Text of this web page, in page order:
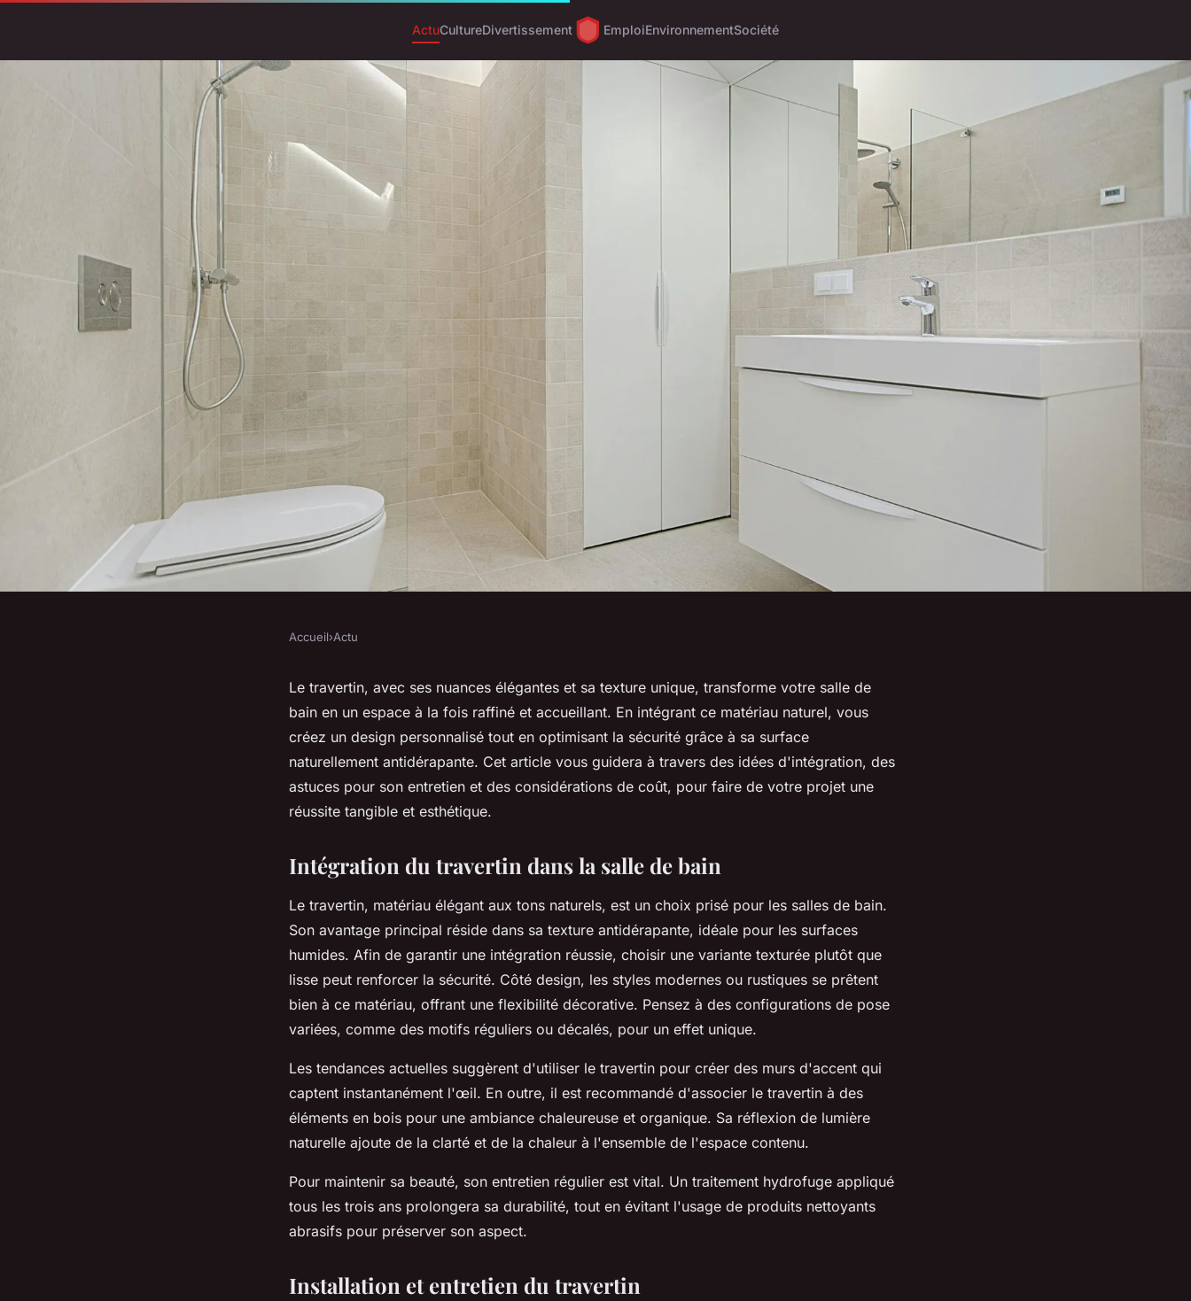
ActuCultureDivertissement EmploiEnvironnementSociété
Comment intégrer le travertin dans
votre salle de bain ?
3 min de lecture
Accueil›Actu
Le travertin, avec ses nuances élégantes et sa texture unique, transforme votre salle de
bain en un espace à la fois raffiné et accueillant. En intégrant ce matériau naturel, vous
créez un design personnalisé tout en optimisant la sécurité grâce à sa surface
naturellement antidérapante. Cet article vous guidera à travers des idées d'intégration, des
astuces pour son entretien et des considérations de coût, pour faire de votre projet une
réussite tangible et esthétique.
Intégration du travertin dans la salle de bain
Le travertin, matériau élégant aux tons naturels, est un choix prisé pour les salles de bain.
Son avantage principal réside dans sa texture antidérapante, idéale pour les surfaces
humides. Afin de garantir une intégration réussie, choisir une variante texturée plutôt que
lisse peut renforcer la sécurité. Côté design, les styles modernes ou rustiques se prêtent
bien à ce matériau, offrant une flexibilité décorative. Pensez à des configurations de pose
variées, comme des motifs réguliers ou décalés, pour un effet unique.
Les tendances actuelles suggèrent d'utiliser le travertin pour créer des murs d'accent qui
captent instantanément l'œil. En outre, il est recommandé d'associer le travertin à des
éléments en bois pour une ambiance chaleureuse et organique. Sa réflexion de lumière
naturelle ajoute de la clarté et de la chaleur à l'ensemble de l'espace contenu.
Pour maintenir sa beauté, son entretien régulier est vital. Un traitement hydrofuge appliqué
tous les trois ans prolongera sa durabilité, tout en évitant l'usage de produits nettoyants
abrasifs pour préserver son aspect.
Installation et entretien du travertin